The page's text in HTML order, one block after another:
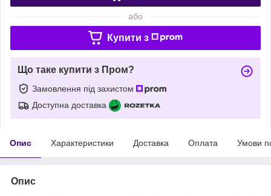
або
Купити з
Що таке купити з Пром?
Замовлення під захистом
Доступна доставка
Опис Характеристики Доставка Оплата Умови
Опис